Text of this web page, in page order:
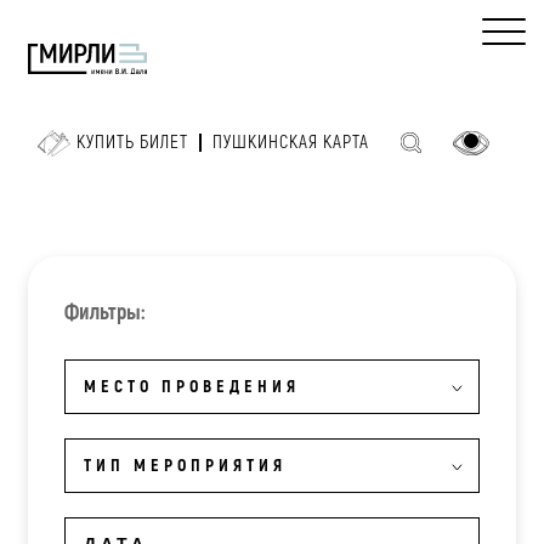
КУПИТЬ БИЛЕТ ПУШКИНСКАЯ КАРТА
Фильтры:
МЕСТО ПРОВЕДЕНИЯ
ТИП МЕРОПРИЯТИЯ